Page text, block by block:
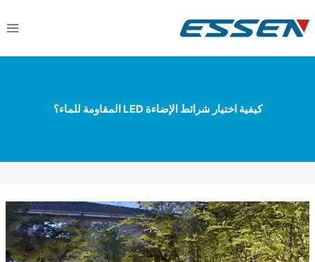
كيفية اختيار شرائط الإضاءة LED المقاومة للماء؟